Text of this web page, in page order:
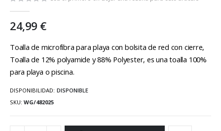
galería
de
imágenes
24,99 €
Toalla de microfibra para playa con bolsita de red con cierre,
Toalla de 12% polyamide y 88% Polyester, es una toalla 100%
para playa o piscina.
DISPONIBILIDAD: DISPONIBLE
SKU WG/482025